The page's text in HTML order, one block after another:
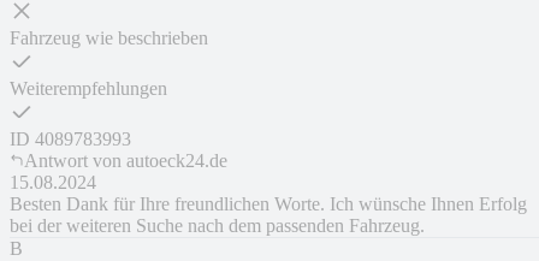
Fahrzeug wie beschrieben
Weiterempfehlungen
ID 4089783993
Antwort von autoeck24.de
15.08.2024
Besten Dank für Ihre freundlichen Worte. Ich wünsche Ihnen Erfolg
bei der weiteren Suche nach dem passenden Fahrzeug.
B